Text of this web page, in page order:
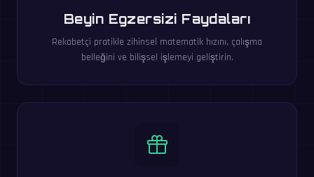
Beyin Egzersizi Faydaları
Rekabetçi pratikle zihinsel matematik hızını, çalışma
belleğini ve bilişsel işlemeyi geliştirin.